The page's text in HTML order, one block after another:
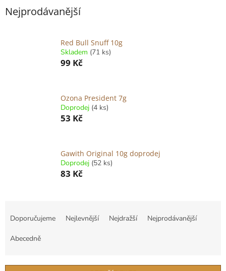
Nejprodávanější
Red Bull Snuff 10g
Skladem (71 ks)
99 Kč
Ozona President 7g
Doprodej (4 ks)
53 Kč
Gawith Original 10g doprodej
Doprodej (52 ks)
83 Kč
í
Doporučujeme Nejlevnější Nejdražší Nejprodávanější
Abecedně